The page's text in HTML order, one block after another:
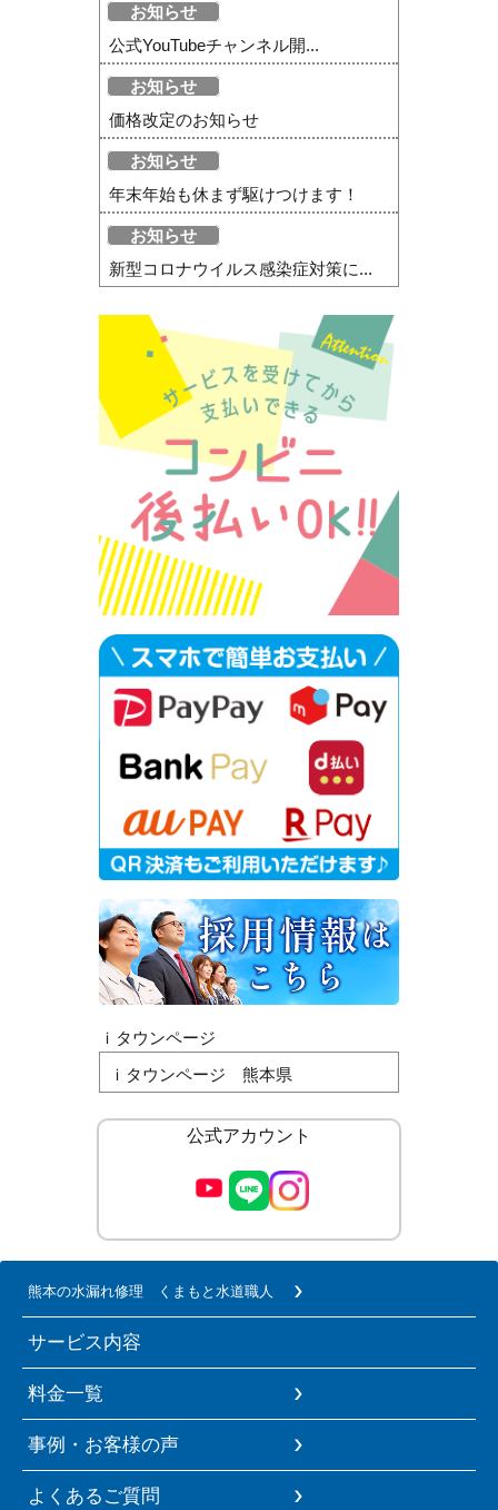
お知らせ
公式YouTubeチャンネル開...
お知らせ
価格改定のお知らせ
お知らせ
年末年始も休まず駆けつけます！
お知らせ
新型コロナウイルス感染症対策に...
ｉタウンページ
ｉタウンページ 熊本県
公式アカウント
熊本の水漏れ修理 くまもと水道職人
サービス内容
料金一覧
事例・お客様の声
よくあるご質問